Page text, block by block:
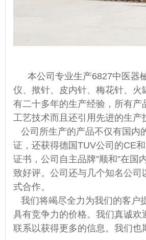
本公司专业生产6827中医器
仪、揿针、皮内针、梅花针、火
有二十多年的生产经验，所有产
工艺技术而且还引用先进的生产
公司所生产的产品不仅有国内
证，还获得德国TUV公司的CE
证书，公司自主品牌”顺和”在国
致好评。公司还与几个知名公司
式合作。
我们将竭尽全力为我们的客户
具有竞争力的价格。我们真诚欢
联系以获得更多的信息。我们也